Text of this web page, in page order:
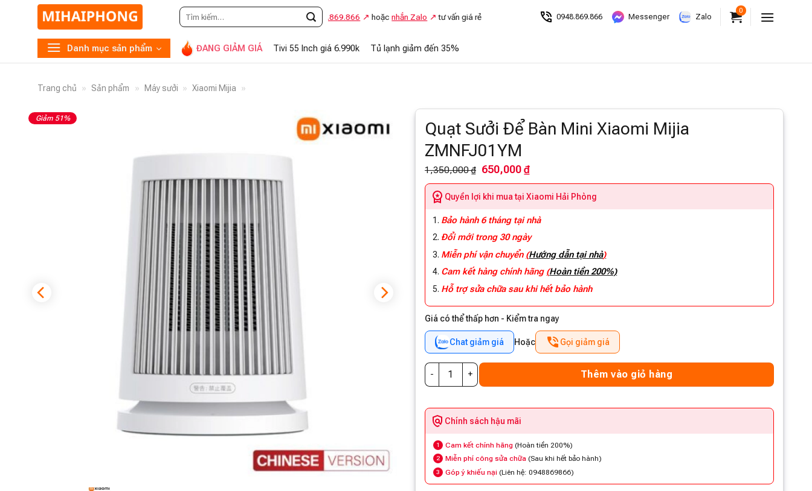
Tìm
kiếm:
0948.869.866 hoặcnhắn Zalo tư vấn giá rẻ 0948.869.866 Messenger Zalo
0
Danh mục sản phẩm ĐANG GIẢM GIÁ Tivi 55 Inch giá 6.990k Tủ lạnh giảm đến 35%
Trang chủ » Sản phẩm » Máy sưởi » Xiaomi Mijia »
Giảm 51%
Quạt Sưởi Để Bàn Mini Xiaomi Mijia
ZMNFJ01YM
1,350,000 ₫ 650,000 ₫
Quyền lợi khi mua tại Xiaomi Hải Phòng
Bảo hành 6 tháng tại nhà
Đổi mới trong 30 ngày
Miễn phí vận chuyển (Hướng dẫn tại nhà)
Cam kết hàng chính hãng (Hoàn tiền 200%)
Hỗ trợ sửa chữa sau khi hết bảo hành
Giá có thể thấp hơn - Kiểm tra ngay
Chat giảm giá Hoặc Gọi giảm giá
Thêm vào giỏ hàng
Chính sách hậu mãi
1 Cam kết chính hãng (Hoàn tiền 200%)
2 Miễn phí công sửa chữa (Sau khi hết bảo hành)
3 Góp ý khiếu nại (Liên hệ: 0948869866)